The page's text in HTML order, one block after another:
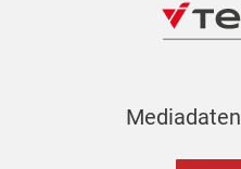
Mediadaten